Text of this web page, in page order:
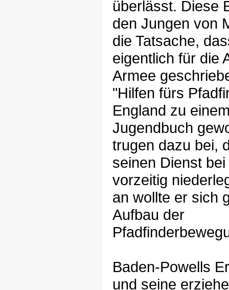
überlässt. Diese
den Jungen von
die Tatsache,
eigentlich für die
Armee
"Hilfen fürs
England zu
Jugendbuch
trugen dazu bei,
seinen Dienst
vorzeitig
an wollte er sich
Aufbau der
Baden-Powells
und seine